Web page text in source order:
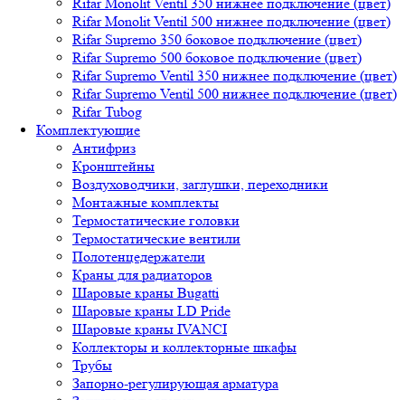
Rifar Monolit Ventil 500 нижнее подключение (цвет)
Rifar Supremo 350 боковое подключение (цвет)
Rifar Supremo 500 боковое подключение (цвет)
Rifar Supremo Ventil 350 нижнее подключение (цвет)
Rifar Supremo Ventil 500 нижнее подключение (цвет)
Rifar Tubog
Комплектующие
Антифриз
Кронштейны
Воздуховодчики, заглушки, переходники
Монтажные комплекты
Термостатические головки
Термостатические вентили
Полотенцедержатели
Краны для радиаторов
Шаровые краны Bugatti
Шаровые краны LD Pride
Шаровые краны IVANCI
Коллекторы и коллекторные шкафы
Трубы
Запорно-регулирующая арматура